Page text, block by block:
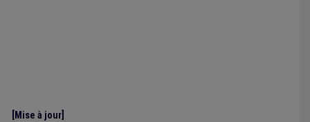
[Mise à jour]